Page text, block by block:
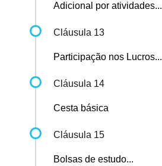
Adicional por atividades...
Cláusula 13
Participação nos Lucros...
Cláusula 14
Cesta básica
Cláusula 15
Bolsas de estudo...